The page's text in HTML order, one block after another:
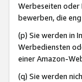
Werbeseiten
bewerben, die
(p) Sie werden in
Werbediensten
einer Amazon-
(q) Sie werden